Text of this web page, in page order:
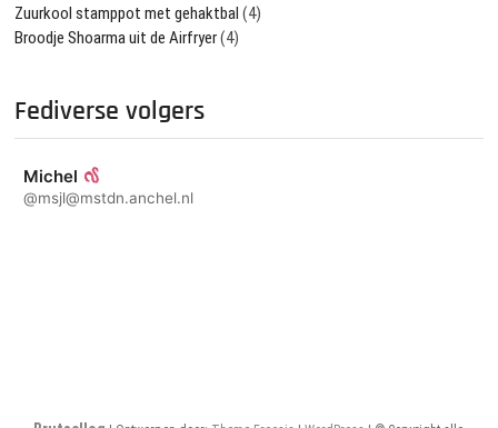
Zuurkool stamppot met gehaktbal (4)
Broodje Shoarma uit de Airfryer(4)
Fediverse volgers
Michel
@msjl@mstdn.anchel.nl